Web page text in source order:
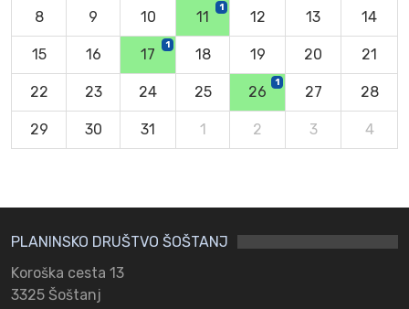
8 9 10 11
1
12 13 14
15 16 17
1
18 19 20 21
22 23 24 25 26
1
27 28
29 30 31 1 2 3 4
PLANINSKO DRUŠTVO ŠOŠTANJ
Koroška cesta 13
3325 Šoštanj